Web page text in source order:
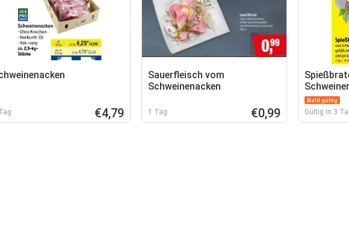
€4,79
Sauerfleisch vom
Schweinenacken
1 Tag €0,99
Bald gültig
Gültig in 3